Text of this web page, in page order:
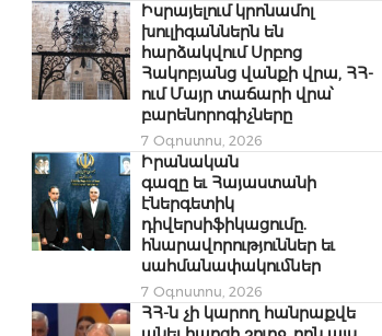
Իսրայելում կրոնամոլ
խուլիգաններն են
հարձակվում Սրբոց
Հակոբյանց վանքի վրա, ՀՀ-
ում Մայր տաճարի վրա՝
բարենորոգիչները
7 Օգոստոս, 2026
Իրանական
գազը եւ Հայաստանի
էներգետիկ
դիվերսիֆիկացումը.
հնարավորություններ եւ
սահմանափակումներ
7 Օգոստոս, 2026
ՀՀ-ն չի կարող հանրաքվե